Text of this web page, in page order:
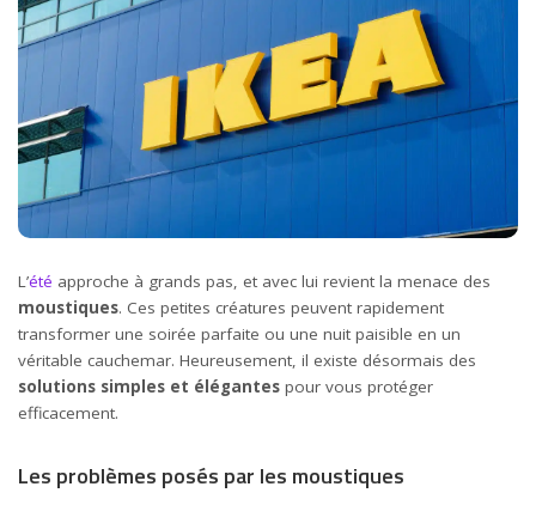
L’été approche à grands pas, et avec lui revient la menace des
moustiques. Ces petites créatures peuvent rapidement
transformer une soirée parfaite ou une nuit paisible en un
véritable cauchemar. Heureusement, il existe désormais des
solutions simples et élégantes pour vous protéger
efficacement.
Les problèmes posés par les moustiques